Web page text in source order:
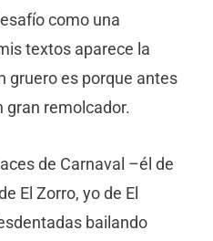
como una
textos aparece la
gruero es porque antes
gran remolcador.
de Carnaval –él de
El Zorro, yo de El
bailando